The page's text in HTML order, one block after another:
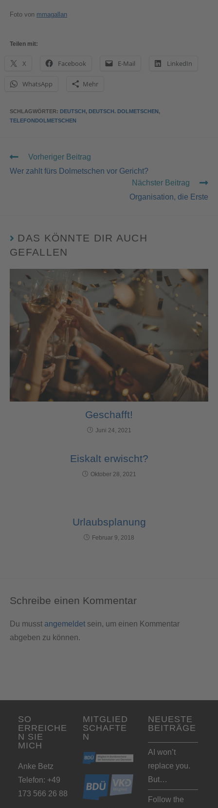
Foto von mmagallan
Teilen mit:
X Facebook E-Mail LinkedIn
WhatsApp Mehr
SCHLAGWÖRTER: DEUTSCH, DEUTSCH. DOLMETSCHEN,
TELEFONDOLMETSCHEN
Vorheriger Beitrag
Wer zahlt fürs Dolmetschen vor Gericht?
Nächster Beitrag
Organisation, die Erste
DAS KÖNNTE DIR AUCH
GEFALLEN
Geschafft!
Juni 24, 2021
Eiskalt erwischt?
Oktober 28, 2021
Urlaubsplanung
Februar 9, 2018
Schreibe einen Kommentar
Du musst angemeldet sein, um einen Kommentar
abgeben zu können.
SO
ERREICHE
N SIE
MICH
Anke Betz
Telefon: +49
173 566 26 88
MITGLIED
SCHAFTE
N
NEUESTE
BEITRÄGE
AI won’t
replace you.
But…
Follow the